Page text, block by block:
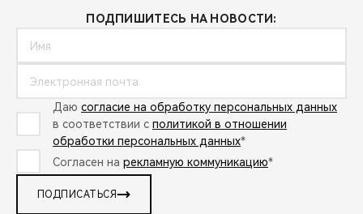
ПОДПИШИТЕСЬ НА НОВОСТИ:
Даю согласие на обработку персональных данных
в соответствии с политикой в отношении
обработки персональных данных*
Согласен на рекламную коммуникацию*
ПОДПИСАТЬСЯ